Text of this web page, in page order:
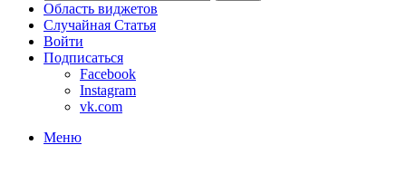
Область виджетов
Случайная Статья
Войти
Подписаться
Facebook
Instagram
vk.com
Меню